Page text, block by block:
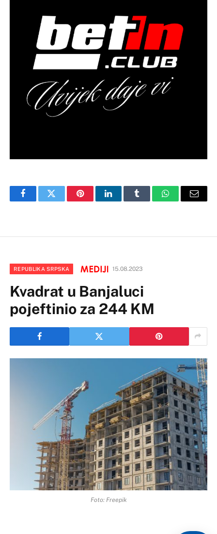
FacebookTwitter PinterestLinkedInTumblr WhatsAppEmail
REPUBLIKA SRPSKA 15.08.2023
Kvadrat u Banjaluci
pojeftinio za 244 KM
Foto: Freepik